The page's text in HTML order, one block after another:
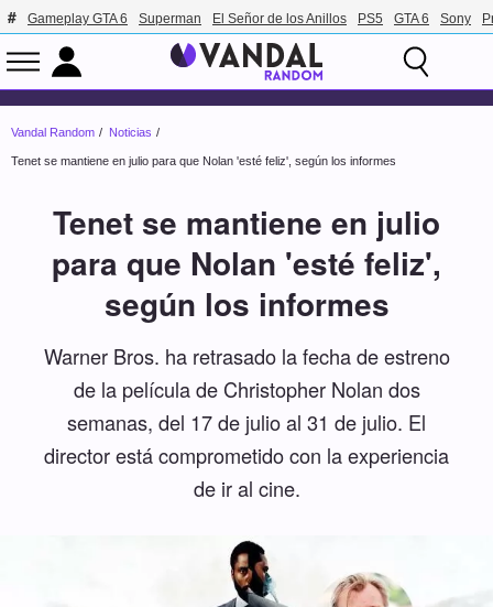
Gameplay GTA 6 Superman El Señor de los Anillos PS5 GTA 6 Sony
Vandal Random Noticias
Tenet se mantiene en julio para que Nolan 'esté feliz', según los informes
Tenet se mantiene en julio
para que Nolan 'esté feliz',
según los informes
Warner Bros. ha retrasado la fecha de estreno
de la película de Christopher Nolan dos
semanas, del 17 de julio al 31 de julio. El
director está comprometido con la experiencia
de ir al cine.